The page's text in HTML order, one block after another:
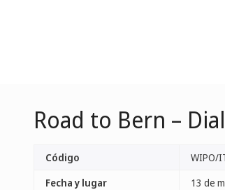
Road to Bern –
Código
WIPO/
Fecha y lugar
13 de